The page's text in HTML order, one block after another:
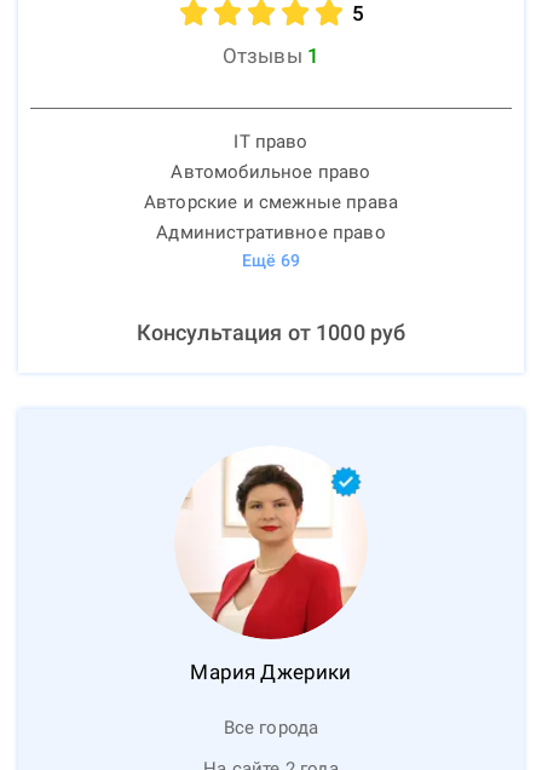
5
Отзывы 1
IT право
Автомобильное право
Авторские и смежные права
Административное право
Ещё 69
Консультация от 1000руб
Мария Джерики
Все города